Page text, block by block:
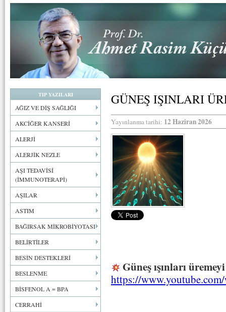
TIP YAZILARI
AĞIZ VE DİŞ SAĞLIĞI
AKCİĞER KANSERİ
ALERJİ
ALERJİK NEZLE
AŞI TEDAVİSİ
(İMMUNOTERAPİ)
AŞILAR
ASTIM
BAĞIRSAK MİKROBİYOTASI
BELİRTİLER
BESİN DESTEKLERİ
BESLENME
BİSFENOL A = BPA
CERRAHİ
GÜNEŞ IŞINLARI
Yayınlanma tarihi: 12 Haziran 2026
Güneş ışınları
https://